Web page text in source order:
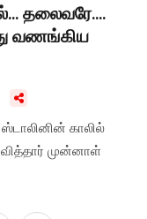
தலைவரே....
வணங்கிய
ஸ்டாலினின் காலில்
முன்னாள்